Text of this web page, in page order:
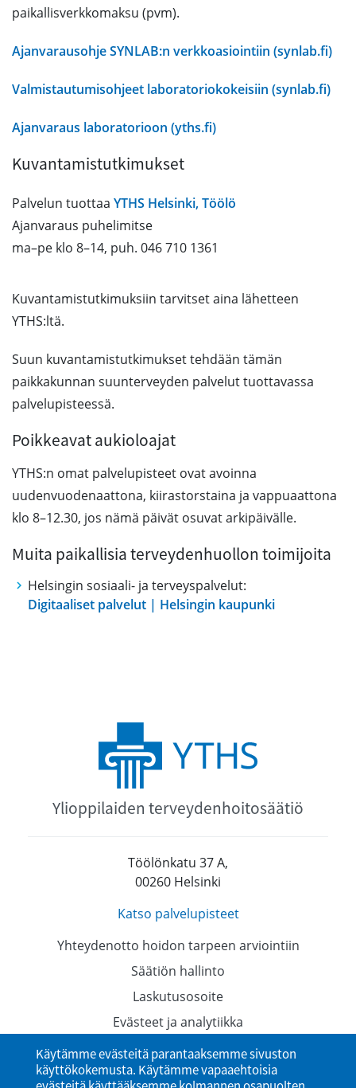
paikallisverkkomaksu (pvm).
Ajanvarausohje SYNLAB:n verkkoasiointiin (synlab.fi)
Valmistautumisohjeet laboratoriokokeisiin (synlab.fi)
Ajanvaraus laboratorioon (yths.fi)
Kuvantamistutkimukset
Palvelun tuottaa YTHS Helsinki, Töölö
Ajanvaraus puhelimitse
ma–pe klo 8–14, puh. 046 710 1361
Kuvantamistutkimuksiin tarvitset aina lähetteen
YTHS:ltä.
Suun kuvantamistutkimukset tehdään tämän
paikkakunnan suunterveyden palvelut tuottavassa
palvelupisteessä.
Poikkeavat aukioloajat
YTHS:n omat palvelupisteet ovat avoinna
uudenvuodenaattona, kiirastorstaina ja vappuaattona
klo 8–12.30, jos nämä päivät osuvat arkipäivälle.
Muita paikallisia terveydenhuollon toimijoita
Helsingin sosiaali- ja terveyspalvelut:
Digitaaliset palvelut | Helsingin kaupunki
Ylioppilaiden terveydenhoitosäätiö
Töölönkatu 37 A,
00260 Helsinki
Katso palvelupisteet
Yhteydenotto hoidon tarpeen arviointiin
Säätiön hallinto
Laskutusosoite
Evästeet ja analytiikka
Tietosuojaselosteet
Saavutettavuusseloste
Käytämme evästeitä parantaaksemme sivuston
käyttökokemusta. Käytämme vapaaehtoisia